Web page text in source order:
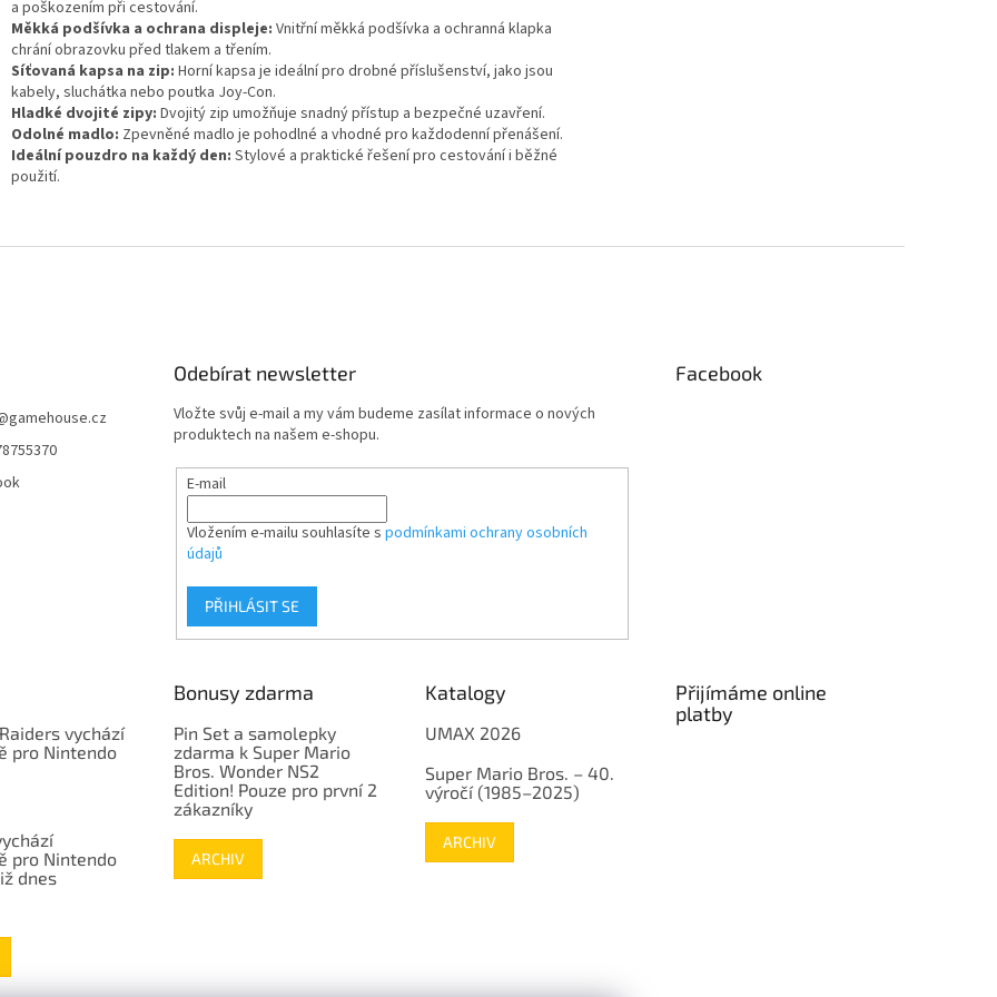
a poškozením při cestování.
Měkká podšívka a ochrana displeje: Vnitřní měkká podšívka a ochranná klapka
chrání obrazovku před tlakem a třením.
Síťovaná kapsa na zip: Horní kapsa je ideální pro drobné příslušenství, jako jsou
kabely, sluchátka nebo poutka Joy-Con.
Hladké dvojité zipy: Dvojitý zip umožňuje snadný přístup a bezpečné uzavření.
Odolné madlo: Zpevněné madlo je pohodlné a vhodné pro každodenní přenášení.
Ideální pouzdro na každý den: Stylové a praktické řešení pro cestování i běžné
použití.
gamehouse.cz
Odebírat newsletter
Vložte svůj e-mail a my vám budeme zasílat informace o nových
produktech na našem e-shopu.
E-mail
Vložením e-mailu souhlasíte s podmínkami ochrany osobních
údajů
PŘIHLÁSIT SE
Facebook
vychází
pro Nintendo
pro Nintendo
dnes
Bonusy zdarma
Pin Set a samolepky
zdarma k Super Mario
Bros. Wonder NS2
Edition! Pouze pro první 2
zákazníky
ARCHIV
Katalogy
UMAX 2026
Super Mario Bros. – 40.
výročí (1985–2025)
ARCHIV
Přijímáme online
platby